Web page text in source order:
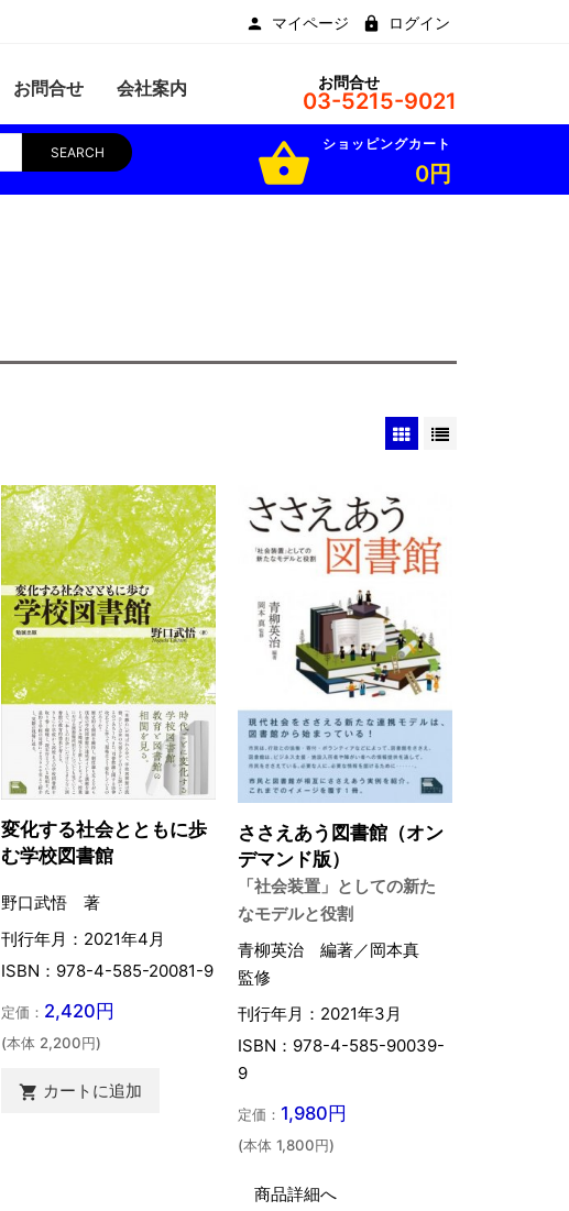
マイページ ログイン
お問合せ 会社案内 お問合せ
03-5215-9021
SEARCH shopping_basket ショッピングカート
0円
変化する社会とともに歩
む学校図書館
野口武悟 著
刊行年月：2021年4月
ISBN：978-4-585-20081-9
定価： 2,420円
(本体 2,200円)
 カートに追加
ささえあう図書館（オン
デマンド版）
「社会装置」としての新た
なモデルと役割
青柳英治 編著／岡本真
監修
刊行年月：2021年3月
ISBN：978-4-585-90039-
9
定価： 1,980円
(本体 1,800円)
商品詳細へ